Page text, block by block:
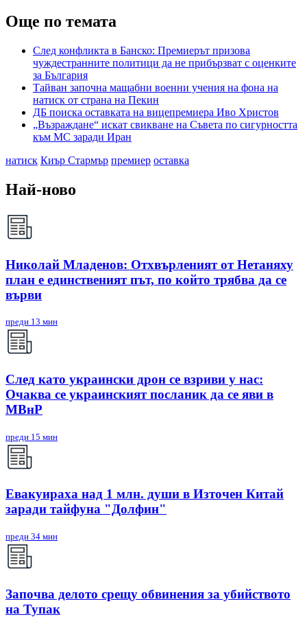
Още по темата
След конфликта в Банско: Премиерът призова
чуждестранните политици да не прибързват с оценките
за България
Тайван започна мащабни военни учения на фона на
натиск от страна на Пекин
ДБ поиска оставката на вицепремиера Иво Христов
„Възраждане“ искат свикване на Съвета по сигурността
към МС заради Иран
натиск Киър Стармър премиер оставка
Най-ново
Николай Младенов: Отхвърленият от Нетаняху
план е единственият път, по който трябва да се
върви
преди 13 мин
След като украински дрон се взриви у нас:
Очаква се украинският посланик да се яви в
МВнР
преди 15 мин
Евакуираха над 1 млн. души в Източен Китай
заради тайфуна "Долфин"
преди 34 мин
Започва делото срещу обвинения за убийството
на Тупак